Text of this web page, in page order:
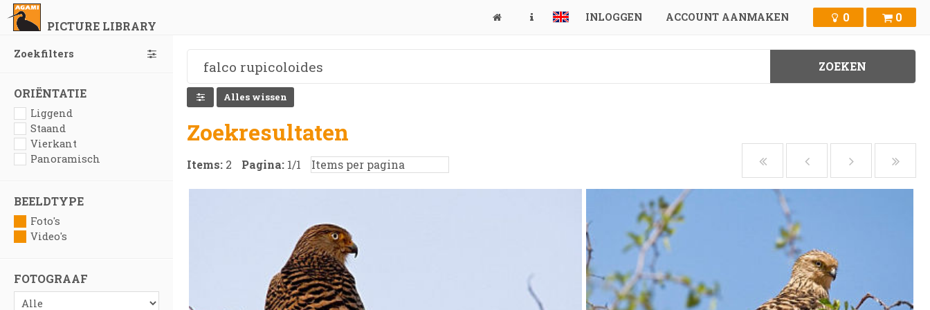
PICTURE LIBRARY
INLOGGEN ACCOUNT AANMAKEN 0 0
Zoekfilters
ORIËNTATIE
Liggend
Staand
Vierkant
Panoramisch
BEELDTYPE
Foto's
Video's
FOTOGRAAF
Alles wissen
Zoekresultaten
Items: 2 Pagina: 1/1